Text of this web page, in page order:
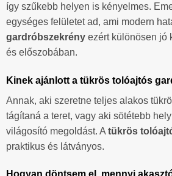
így szűkebb helyen is kényelmes.
egységes felületet ad, ami modern
gardróbszekrény ezért különösen jó
és előszobában.
Kinek ajánlott a tükrös tolóajtós
Annak, aki szeretne teljes alakos
tágítaná a teret, vagy aki sötétebb
világosító megoldást. A tükrös
praktikus és látványos.